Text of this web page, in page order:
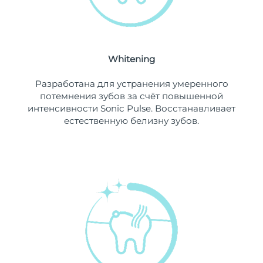
Whitening
Разработана для устранения умеренного
потемнения зубов за счёт повышенной
интенсивности Sonic Pulse. Восстанавливает
естественную белизну зубов.
Ожидаемая дата доставки
Люксембург
Ожидаемая дата доставки
10/08/2026
Макао (САР)
Ожидаемая дата доставки
Ожидаемая дата доставки
Ожидаемая дата доставки
Ожидаемая дата доставки